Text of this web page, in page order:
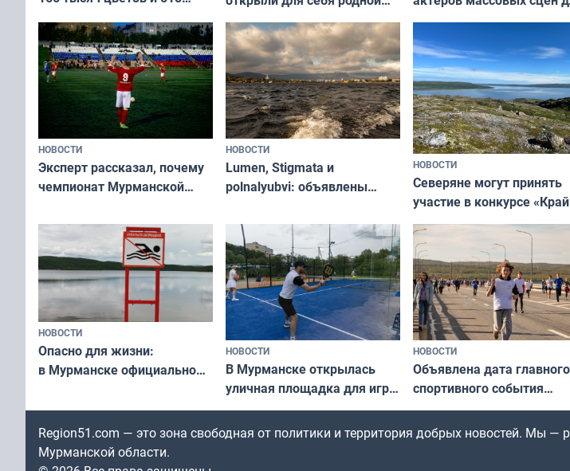
край в рамках проекта
«Туризм для своих»
съёмок в
короткометражном
НОВОСТИ
Эксперт рассказал, почему
чемпионат Мурманской
незамеченным
НОВОСТИ
Lumen, Stigmata и
polnalyubvi: объявлены
«Имандра» в 2026 года
НОВОСТИ
Северяне могут принять
участие в конкурсе
северной границы:
по Печенгскому округу»
НОВОСТИ
Опасно для жизни:
в Мурманске официально
в городских водоёмах
НОВОСТИ
В Мурманске открылась
уличная площадка для игры
в падел
НОВОСТИ
Объявлена дата главного
спортивного события
Заполярья: как
фестиваль «Гольфстрим»
Region51.com — это зона свободная от политики и территория добрых новостей. Мы —
Мурманской области.